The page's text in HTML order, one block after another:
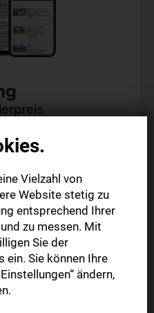
nachrichten.de
Paper (Mo.-So.) zum
Vielzahl von
Website stetig zu
entsprechend Ihrer
zu messen. Mit
Sie der
ein. Sie können Ihre
ändern,